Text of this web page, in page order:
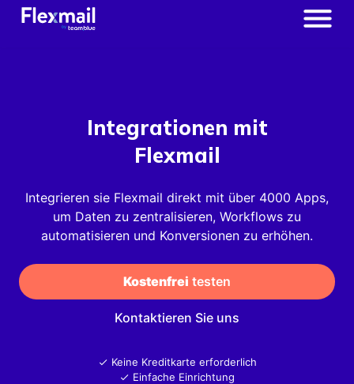
Integrationen mit
Flexmail
Integrieren sie Flexmail direkt mit über 4000 Apps,
um Daten zu zentralisieren, Workflows zu
automatisieren und Konversionen zu erhöhen.
Kostenfrei testen
Kontaktieren Sie uns
Keine Kreditkarte erforderlich
Einfache Einrichtung